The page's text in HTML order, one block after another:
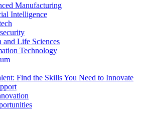
Manufacturing
Intelligence
and Life Sciences
Technology
Find the Skills You Need to Innovate